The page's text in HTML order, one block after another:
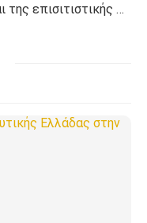
επισιτιστικής …